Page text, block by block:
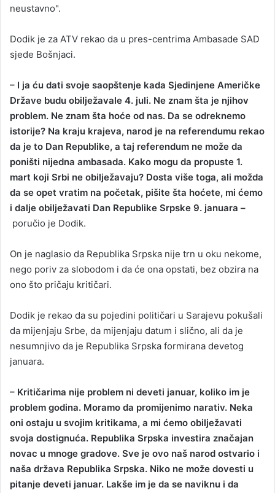
neustavno".
Dodik je za ATV rekao da u pres-centrima Ambasade SAD
sjede Bošnjaci.
– I ja ću dati svoje saopštenje kada Sjedinjene Američke
Države budu obilježavale 4. juli. Ne znam šta je njihov
problem. Ne znam šta hoće od nas. Da se odreknemo
istorije? Na kraju krajeva, narod je na referendumu rekao
da je to Dan Republike, a taj referendum ne može da
poništi nijedna ambasada. Kako mogu da propuste 1.
mart koji Srbi ne obilježavaju? Dosta više toga, ali možda
da se opet vratim na početak, pišite šta hoćete, mi ćemo
i dalje obilježavati Dan Republike Srpske 9. januara –
poručio je Dodik.
On je naglasio da Republika Srpska nije trn u oku nekome,
nego poriv za slobodom i da će ona opstati, bez obzira na
ono što pričaju kritičari.
Dodik je rekao da su pojedini političari u Sarajevu pokušali
da mijenjaju Srbe, da mijenjaju datum i slično, ali da je
nesumnjivo da je Republika Srpska formirana devetog
januara.
– Kritičarima nije problem ni deveti januar, koliko im je
problem godina. Moramo da promijenimo narativ. Neka
oni ostaju u svojim kritikama, a mi ćemo obilježavati
svoja dostignuća. Republika Srpska investira značajan
novac u mnoge gradove. Sve je ovo naš narod ostvario i
naša država Republika Srpska. Niko ne može dovesti u
pitanje deveti januar. Lakše im je da se naviknu i da